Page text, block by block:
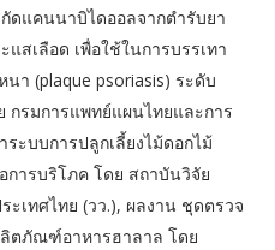
แคนนาบิไดออลจากตำรับยา
สเลือด เพื่อใช้ในการบรรเทา
า (plaque psoriasis) ระดับ
กรมการแพทย์แผนไทยและการ
ะบบการปลูกเลี้ยงไม้ดอกไม้
การบริโภค โดย สถาบันวิจัย
เทศไทย (วว.), ผลงาน ชุดตรวจ
ตภัณฑ์อาหารฮาลาล โดย